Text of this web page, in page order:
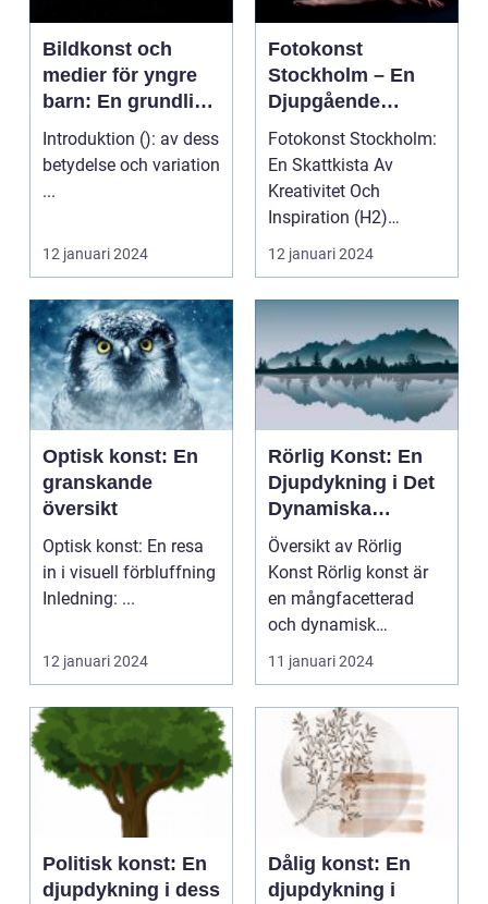
Bildkonst och
medier för yngre
barn: En grundlig
översikt
Introduktion (): av dess
betydelse och variation
...
12 januari 2024
Fotokonst
Stockholm – En
Djupgående
Översikt
Fotokonst Stockholm:
En Skattkista Av
Kreativitet Och
Inspiration (H2)
Introduktion: ...
12 januari 2024
Optisk konst: En
granskande
översikt
Optisk konst: En resa
in i visuell förbluffning
Inledning: ...
12 januari 2024
Rörlig Konst: En
Djupdykning i Det
Dynamiska
Uttrycket
Översikt av Rörlig
Konst Rörlig konst är
en mångfacetterad
och dynamisk
konstform som
engagerar och...
11 januari 2024
Politisk konst: En
djupdykning i dess
Dålig konst: En
djupdykning i